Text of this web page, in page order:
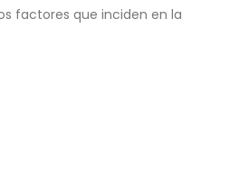
factores que inciden en la